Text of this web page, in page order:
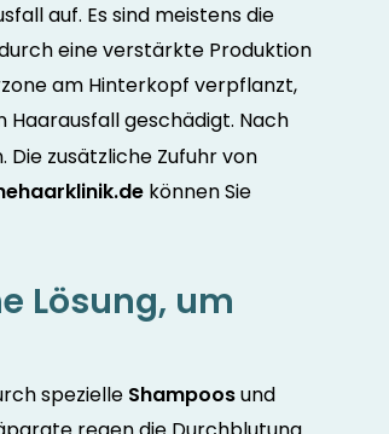
auf. Es sind meistens die
eine verstärkte Produktion
am Hinterkopf verpflanzt,
geschädigt. Nach
zusätzliche Zufuhr von
können Sie
Lösung, um
spezielle Shampoosund